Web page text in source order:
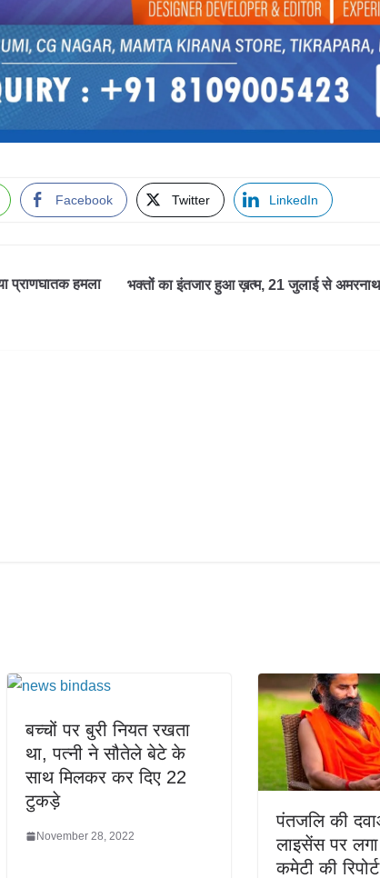
Facebook Twitter LinkedIn
प्राणघातक हमला
भक्तों का इंतजार हुआ ख़त्म, 21 जुलाई से
बच्चों पर बुरी नियत रखता
था, पत्नी ने सौतेले बेटे के
साथ मिलकर कर दिए 22
टुकड़े
November 28, 2022
पंतजलि की
लाइसेंस पर
कमेटी की